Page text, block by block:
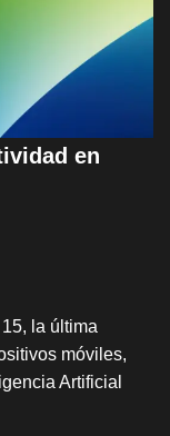
en
la última
móviles,
Artificial